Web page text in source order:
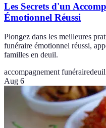
Les Secrets d'un
Émotionnel Réussi
Plongez dans les meilleures
funéraire émotionnel réussi,
familles en deuil.
accompagnement funérairedeuil
Aug 6